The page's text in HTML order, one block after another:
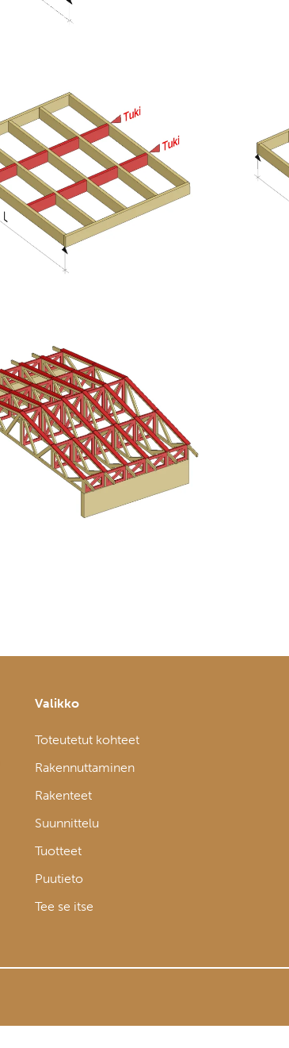
Valikko
Toteutetut kohteet
Rakennuttaminen
Rakenteet
Suunnittelu
Tuotteet
Puutieto
Tee se itse